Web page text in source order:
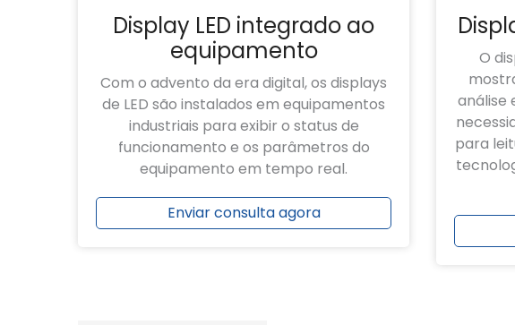
Display LED integrado ao
equipamento
Com o advento da era digital, os displays
de LED são instalados em equipamentos
industriais para exibir o status de
funcionamento e os parâmetros do
equipamento em tempo real.
Enviar consulta agora
O
análise
para